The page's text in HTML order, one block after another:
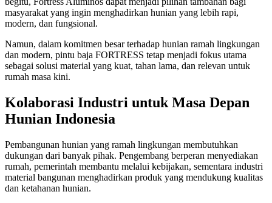
masyarakat yang ingin menghadirkan hunian yang lebih rapi,
modern, dan fungsional.
Namun, dalam komitmen besar terhadap hunian ramah lingkungan
dan modern, pintu baja FORTRESS tetap menjadi fokus utama
sebagai solusi material yang kuat, tahan lama, dan relevan untuk
rumah masa kini.
Kolaborasi Industri untuk Masa Depan
Hunian Indonesia
Pembangunan hunian yang ramah lingkungan membutuhkan
dukungan dari banyak pihak. Pengembang berperan menyediakan
rumah, pemerintah membantu melalui kebijakan, sementara industri
material bangunan menghadirkan produk yang mendukung kualitas
dan ketahanan hunian.